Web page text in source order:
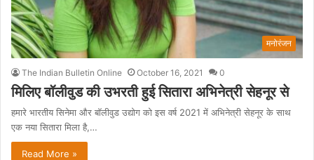
मनोरंजन
The Indian Bulletin Online October 16, 2021 0
मिलिए बॉलीवुड की उभरती हुई सितारा अभिनेत्री सेहनूर से
हमारे भारतीय सिनेमा और बॉलीवुड उद्योग को इस वर्ष 2021 में अभिनेत्री सेहनूर के साथ
एक नया सितारा मिला है,…
Read More »